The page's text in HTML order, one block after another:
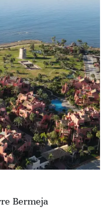
Bermeja